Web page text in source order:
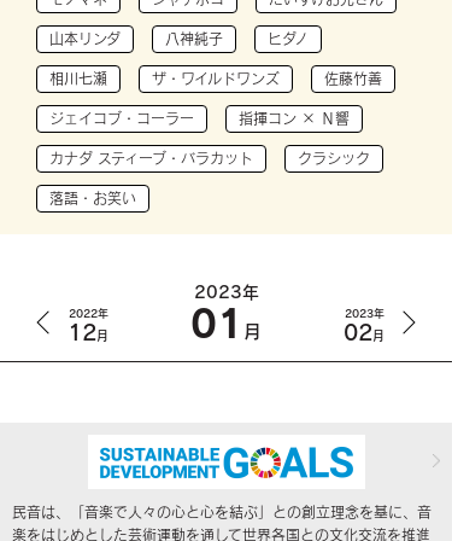
山本リンダ 八神純子 ヒダノ
相川七瀬 ザ・ワイルドワンズ 佐藤竹善
ジェイコブ・コーラー 指揮コン × Ｎ響
カナダ スティーブ・バラカット クラシック
落語・お笑い
2022年
12月
2023年
01 月
2023年
02月
民音は、「音楽で人々の心と心を結ぶ」との創立理念を基に、音
楽をはじめとした芸術運動を通して世界各国との文化交流を推進